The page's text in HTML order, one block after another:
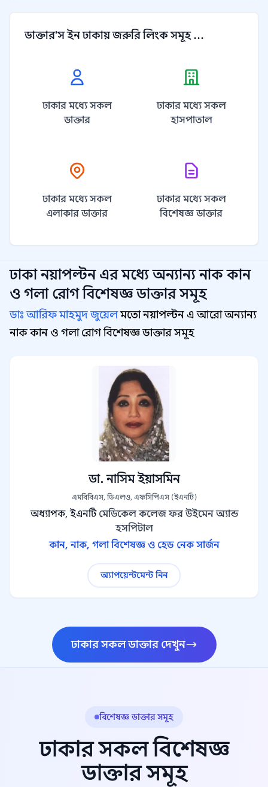
ডাক্তার'স ইন ঢাকায় জরুরি লিংক সমূহ ...
ঢাকার মধ্যে সকল
ডাক্তার
ঢাকার মধ্যে সকল
হাসপাতাল
ঢাকার মধ্যে সকল
এলাকার ডাক্তার
ঢাকার মধ্যে সকল
বিশেষজ্ঞ ডাক্তার
ঢাকা নয়াপল্টন এর মধ্যে অন্যান্যনাক কান
ও গলা রোগ বিশেষজ্ঞ ডাক্তার সমূহ
ডাঃ আরিফ মাহমুদ জুয়েলমতো নয়াপল্টন এ আরো অন্যান্য
নাক কান ও গলা রোগ বিশেষজ্ঞ ডাক্তার সমূহ
ডা. নাসিম ইয়াসমিন
এমবিবিএস, ডিএলও, এফসিপিএস (ইএনটি)
অধ্যাপক, ইএনটি মেডিকেল কলেজ ফর উইমেন অ্যান্ড
হসপিটাল
কান, নাক, গলা বিশেষজ্ঞ ও হেড নেক সার্জন
অ্যাপয়েন্টমেন্ট নিন
ঢাকার সকল ডাক্তার দেখুন
বিশেষজ্ঞ ডাক্তার সমূহ
ঢাকার সকল বিশেষজ্ঞ
ডাক্তার সমূহ